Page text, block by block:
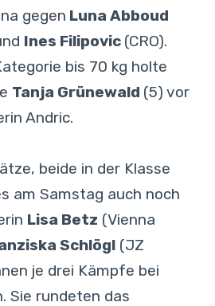
gegen Luna Abboud
Ines Filipovic (CRO).
bis 70 kg holte
Tanja Grünewald (5) vor
Andric.
beide in der Klasse
am Samstag auch noch
Lisa Betz (Vienna
Schlögl (JZ
je drei Kämpfe bei
Sie rundeten das